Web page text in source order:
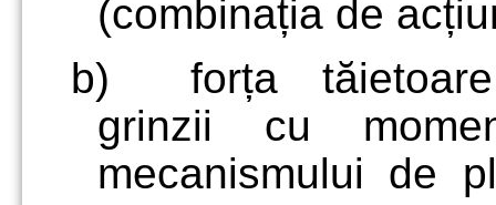
(combinația de
b)
forța tăietoare
grinzii cu
mecanismului de